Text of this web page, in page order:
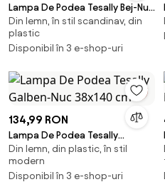
Lampa De Podea Tesally Bej-Nuc
38x140 cm
Din lemn, în stil scandinav, din
plastic
Disponibil în 3 e-shop-uri
134,99 RON
Lampa De Podea Tesally
Galben-Nuc 38x140 cm
Din lemn, din plastic, în stil
modern
Disponibil în 3 e-shop-uri